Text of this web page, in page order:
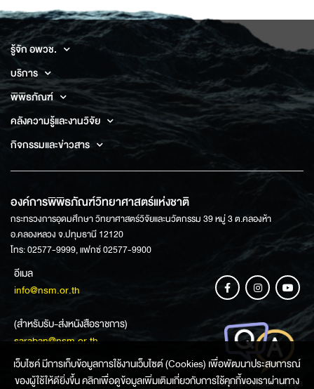
รู้จัก อพวช.
บริการ
พิพิธภัณฑ์
คลังความรู้และงานวิจัย
กิจกรรมและข่าวสาร
องค์การพิพิธภัณฑ์วิทยาศาสตร์แห่งชาติ
กระทรวงการอุดมศึกษา วิทยาศาสตร์วิจัยและนวัตกรรม 39 หมู่ 3 ต.คลองห้า
อ.คลองหลวง จ.ปทุมธานี 12120
โทร: 02577-9999, แฟกซ์ 02577-9900
อีเมล
info@nsm.or.th
(สำหรับรับ-ส่งหนังสือราชการ)
saraban@nsm.or.th
ช่องทางการสอบถามข้อมูล
เว็บไซค์ มีการเก็บข้อมูลการใช้งานเว็บไซต์ (Cookies) เพื่อพัฒนาประสบการณ์
ของผู้ใช้ให้ดียิ่งขึ้น คลิกเพื่อดูข้อมูลเพิ่มเติมเกี่ยวกับการใช้คุกกี้ของเราผ่านทาง